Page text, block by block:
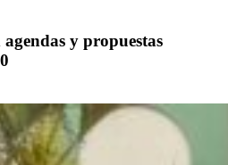
y propuestas